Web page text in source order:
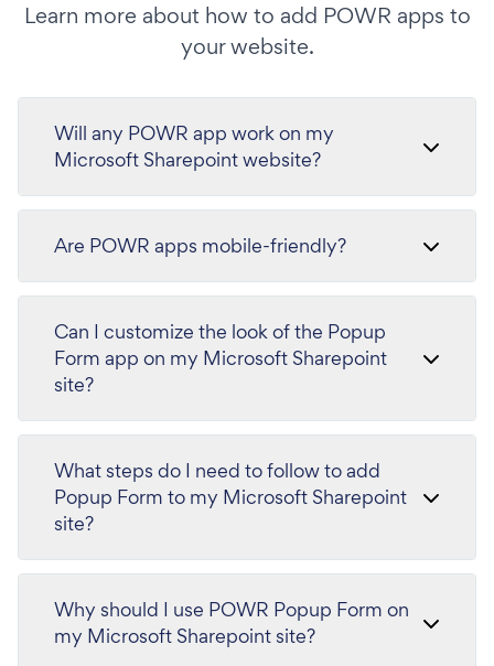
Learn more about how to add POWR apps to
your website.
Will any POWR app work on my
Microsoft Sharepoint website?
Are POWR apps mobile-friendly?
Can I customize the look of the Popup
Form app on my Microsoft Sharepoint
site?
What steps do I need to follow to add
Popup Form to my Microsoft Sharepoint
site?
Why should I use POWR Popup Form on
my Microsoft Sharepoint site?